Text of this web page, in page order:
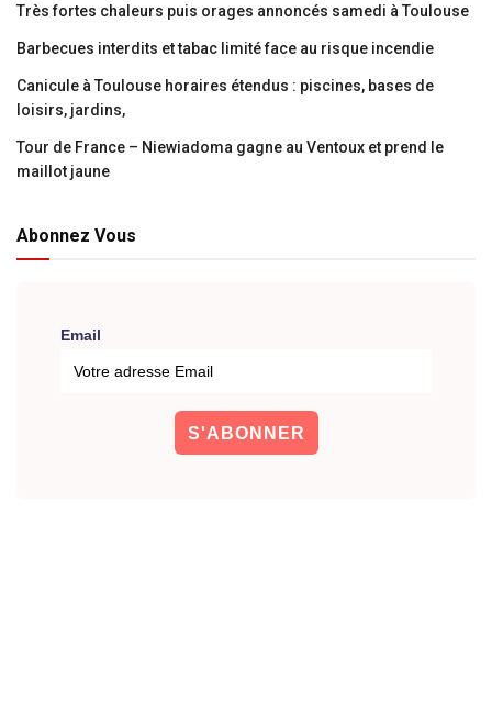
Très fortes chaleurs puis orages annoncés samedi à Toulouse
Barbecues interdits et tabac limité face au risque incendie
Canicule à Toulouse horaires étendus : piscines, bases de
loisirs, jardins,
Tour de France – Niewiadoma gagne au Ventoux et prend le
maillot jaune
Abonnez Vous
Email